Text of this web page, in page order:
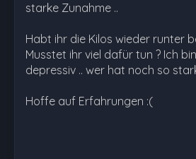
starke Zunahme ..
Habt ihr die Kilos wieder runter
Musstet ihr viel dafür tun ? Ich
depressiv .. wer hat noch so
Hoffe auf Erfahrungen :(